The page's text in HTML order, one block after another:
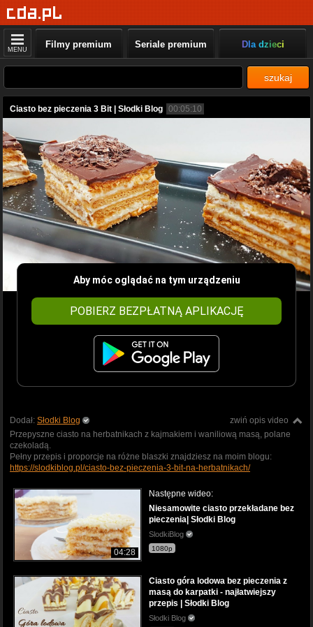
MENU Filmy premium Seriale premium Dla dzieci
szukaj
Ciasto bez pieczenia 3 Bit | Słodki Blog 00:05:10
Aby móc oglądać na tym urządzeniu
POBIERZ BEZPŁATNĄ APLIKACJĘ
zwiń opis video
Dodał: Słodki Blog
Przepyszne ciasto na herbatnikach z kajmakiem i waniliową masą, polane
czekoladą.
Pełny przepis i proporcje na różne blaszki znajdziesz na moim blogu:
https://slodkiblog.pl/ciasto-bez-pieczenia-3-bit-na-herbatnikach/
04:28
Następne wideo:
Niesamowite ciasto przekładane bez
pieczenia| Słodki Blog
SlodkiBlog
1080p
Ciasto góra lodowa bez pieczenia z
masą do karpatki - najłatwiejszy
przepis | Słodki Blog
Słodki Blog